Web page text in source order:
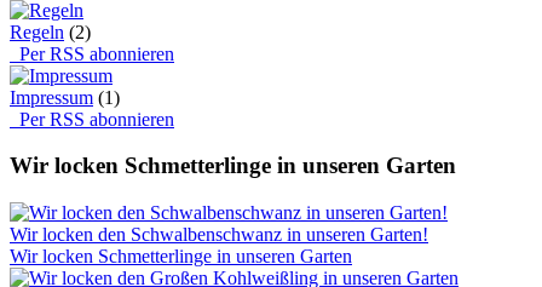
Regeln (2)
Per RSS abonnieren
Impressum (1)
Per RSS abonnieren
Wir locken Schmetterlinge in unseren Garten
Wir locken den Schwalbenschwanz in unseren Garten!
Wir locken Schmetterlinge in unseren Garten